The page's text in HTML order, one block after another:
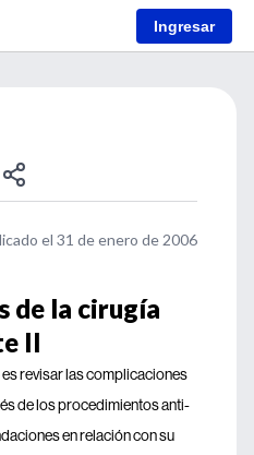
Ingresar
el 31 de enero de 2006
de la cirugía
II
revisar las complicaciones
de los procedimientos anti-
en relación con su